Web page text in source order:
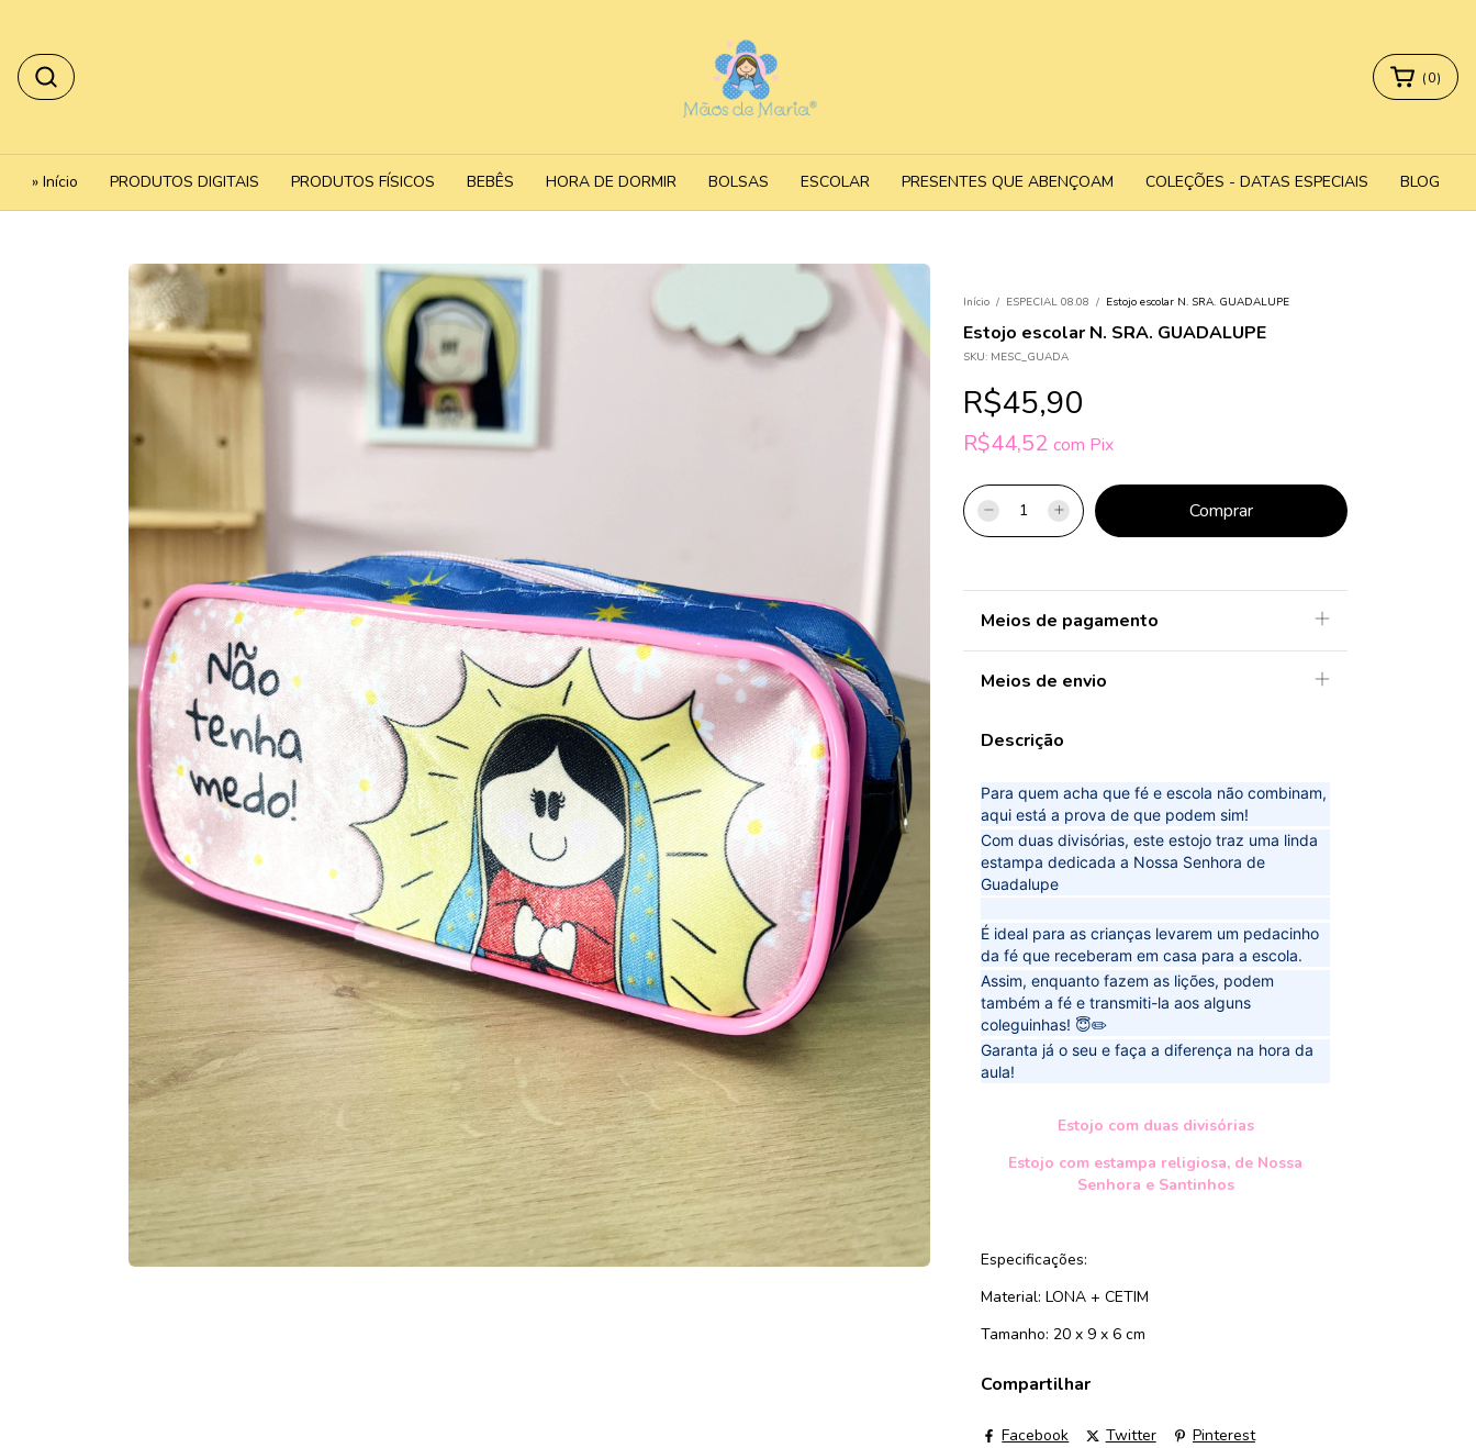
(0)
» Início PRODUTOS DIGITAIS PRODUTOS FÍSICOS BEBÊS HORA DE DORMIR BOLSAS ESCOLAR PRESENTES QUE ABENÇOAM COLEÇÕES - DATAS ESPECIAIS BLOG
Início / ESPECIAL 08.08 / Estojo escolar N. SRA. GUADALUPE
Estojo escolar N. SRA. GUADALUPE
SKU: MESC_GUADA
R$45,90
R$44,52 com Pix
Meios de pagamento
Meios de envio
Descrição
Para quem acha que fé e escola não combinam,
aqui está a prova de que podem sim!
Com duas divisórias, este estojo traz uma linda
estampa dedicada a Nossa Senhora de
Guadalupe
É ideal para as crianças levarem um pedacinho
da fé que receberam em casa para a escola.
Assim, enquanto fazem as lições, podem
também a fé e transmiti-la aos alguns
coleguinhas! 😇✏️
Garanta já o seu e faça a diferença na hora da
aula!
Estojo com duas divisórias
Estojo com estampa religiosa, de Nossa
Senhora e Santinhos
Especificações:
Material: LONA + CETIM
Tamanho: 20 x 9 x 6 cm
Compartilhar
Facebook Twitter Pinterest